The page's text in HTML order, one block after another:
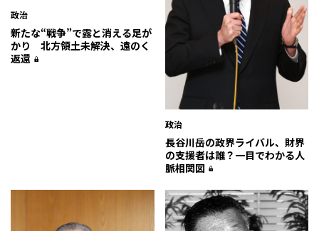
政治
新たな“戦争”で露と消える足が
かり 北方領土未解決、遠のく
返還
政治
長谷川岳の政界ライバル、財界
の支援者は誰？一目でわかる人
脈相関図